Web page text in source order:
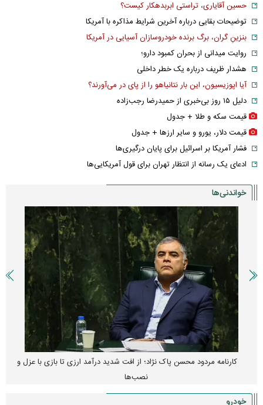
حسین آقایاری، تراستی ابربدهکار کیست؟
توضیحات بقایی درباره آخرین شرایط مذاکره با آمریکا
بنزینِ گران، برگ برنده خودروسازان آسیایی در آمریکا
روایت میدانی از بحران کمبود دارو؛
هشدار ظریف درباره یک خطر داخلی
آیا اپوزیسیون، این بار نتانیاهو را از پای در می‌آورند؟
دلیل ۱۵ روز بی‌خبری از حمیدرضا رجب‌زاده
قیمت سکه و طلا + جدول
قیمت دلار، یورو و سایر ارز‌ها + جدول
فشار آمریکا بر اسرائیل برای پایان درگیری‌ها
ادعای یک رسانه از انتظار تهران برای قول آمریکایی‌ها
خواندنی‌ها
کارنامه مردود محسن پاک‌ نژاد؛ از افت شدید درآمد ارزی تا بازی با عزل و
نصب‌ها